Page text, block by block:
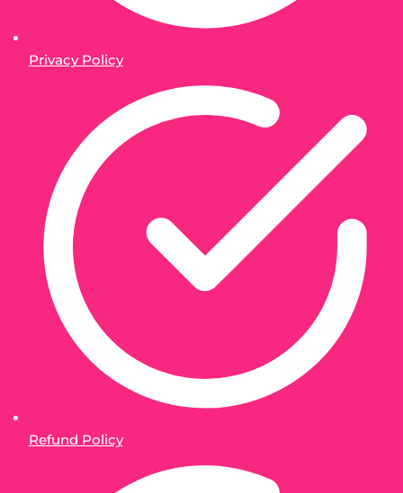
Privacy Policy
Refund Policy